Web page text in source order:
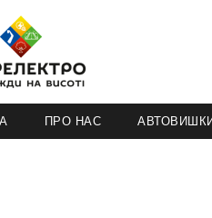
ПРО НАС